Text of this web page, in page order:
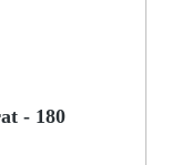
- 180